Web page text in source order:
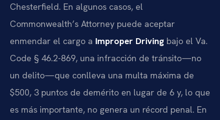
Chesterfield. En algunos casos, el
Commonwealth’s Attorney puede aceptar
enmendar el cargo a Improper Driving bajo el Va.
Code § 46.2-869, una infracción de tránsito—no
un delito—que conlleva una multa máxima de
$500, 3 puntos de demérito en lugar de 6 y, lo que
es más importante, no genera un récord penal. En